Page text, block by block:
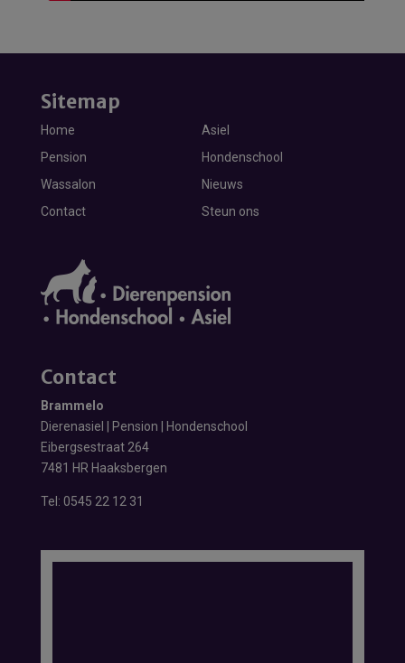
Sitemap
Home
Asiel
Pension
Hondenschool
Wassalon
Nieuws
Contact
Steun ons
Contact
Brammelo
Dierenasiel | Pension | Hondenschool
Eibergsestraat 264
7481 HR Haaksbergen
Tel: 0545 22 12 31